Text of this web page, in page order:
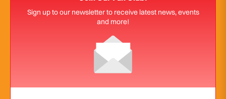
Sign up to our newsletter to receive latest news, events
and more!